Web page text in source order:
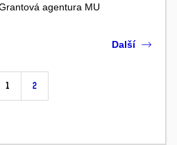
agentura MU
1 2
Další